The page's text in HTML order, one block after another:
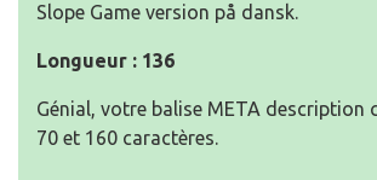
Slope Game version på dansk.
Longueur : 136
Génial, votre balise META description
70 et 160 caractères.